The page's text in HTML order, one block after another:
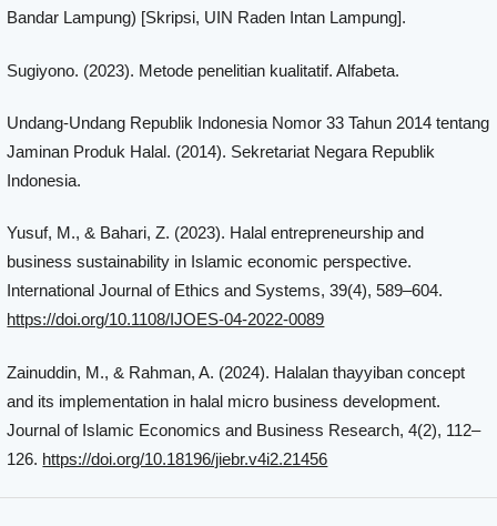
Bandar Lampung) [Skripsi, UIN Raden Intan Lampung].
Sugiyono. (2023). Metode penelitian kualitatif. Alfabeta.
Undang-Undang Republik Indonesia Nomor 33 Tahun 2014 tentang
Jaminan Produk Halal. (2014). Sekretariat Negara Republik
Indonesia.
Yusuf, M., & Bahari, Z. (2023). Halal entrepreneurship and
business sustainability in Islamic economic perspective.
International Journal of Ethics and Systems, 39(4), 589–604.
https://doi.org/10.1108/IJOES-04-2022-0089
Zainuddin, M., & Rahman, A. (2024). Halalan thayyiban concept
and its implementation in halal micro business development.
Journal of Islamic Economics and Business Research, 4(2), 112–
126. https://doi.org/10.18196/jiebr.v4i2.21456